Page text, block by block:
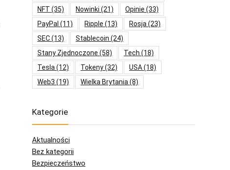
NFT (35) Nowinki (21) Opinie (33)
PayPal (11) Ripple (13) Rosja (23)
SEC(13) Stablecoin (24)
Stany Zjednoczone (58) Tech (18)
Tesla (12) Tokeny(32) USA(18)
Web3 (19) Wielka Brytania (8)
Kategorie
Aktualności
Bez kategorii
Bezpieczeństwo